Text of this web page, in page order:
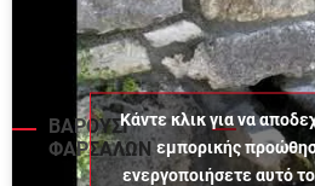
ΒΑΡΟΥΣΙ
ΦΑΡΣΑΛΩΝ
Κάντε κλικ για να
εμπορικής
ενεργοποιήσετε αυτό